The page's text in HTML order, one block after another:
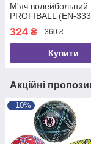
М'яч волейбольний
PROFIBALL (EN-
324 ₴ 360 ₴
Купити
Акційні
–10%